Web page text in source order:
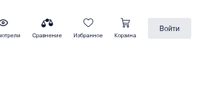
Сравнение Избранное Корзина
Войти